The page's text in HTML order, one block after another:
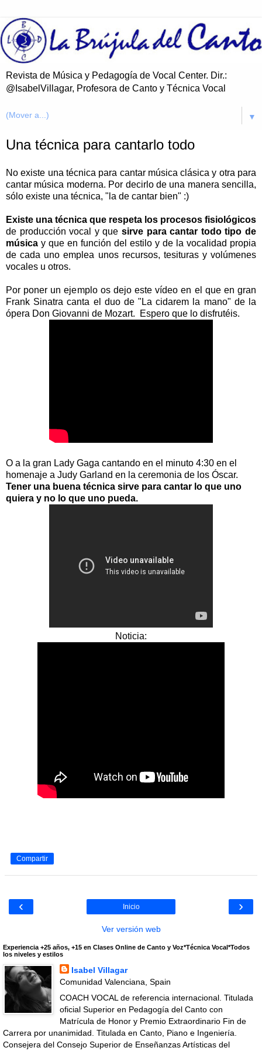
Revista de Música y Pedagogía de Vocal Center. Dir.:
@IsabelVillagar, Profesora de Canto y Técnica Vocal
▼
Una técnica para cantarlo todo
No existe una técnica para cantar música clásica y otra para
cantar música moderna. Por decirlo de una manera sencilla,
sólo existe una técnica, "la de cantar bien" :)
Existe una técnica que respeta los procesos fisiológicos
de producción vocal y que sirve para cantar todo tipo de
música y que en función del estilo y de la vocalidad propia
de cada uno emplea unos recursos, tesituras y volúmenes
vocales u otros.
Por poner un ejemplo os dejo este vídeo en el que en gran
Frank Sinatra canta el duo de "La cidarem la mano" de la
ópera Don Giovanni de Mozart. Espero que lo disfrutéis.
O a la gran Lady Gaga cantando en el minuto 4:30 en el
homenaje a Judy Garland en la ceremonia de los Óscar.
Tener una buena técnica sirve para cantar lo que uno
quiera y no lo que uno pueda.
Noticia:
Compartir
‹ ›
Inicio
Ver versión web
Experiencia +25 años, +15 en Clases Online de Canto y Voz*Técnica Vocal*Todos
los niveles y estilos
Isabel Villagar
Comunidad Valenciana, Spain
COACH VOCAL de referencia internacional. Titulada
oficial Superior en Pedagogía del Canto con
Matrícula de Honor y Premio Extraordinario Fin de
Carrera por unanimidad. Titulada en Canto, Piano e Ingeniería.
Consejera del Consejo Superior de Enseñanzas Artísticas del